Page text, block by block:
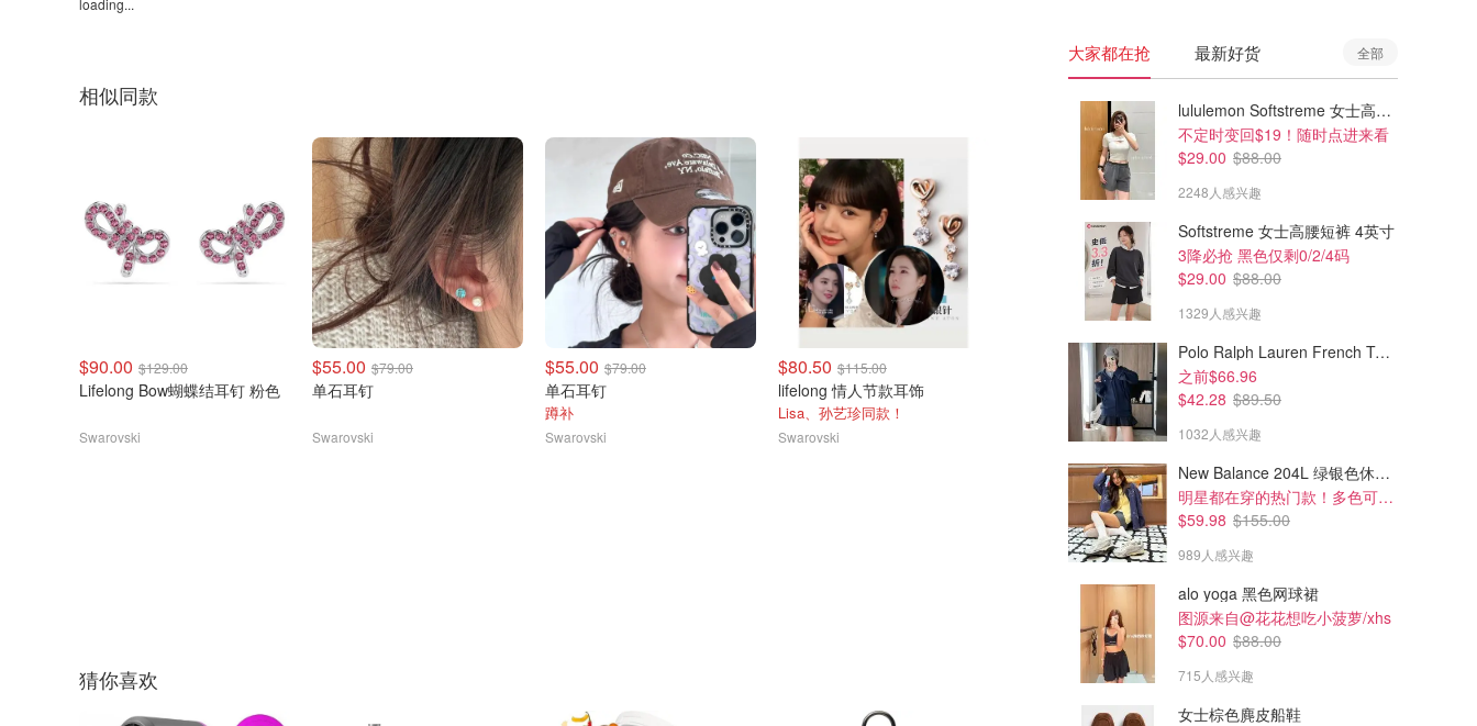
loading...
相似同款
$90.00 $129.00
Lifelong Bow蝴蝶结耳钉 粉色
Swarovski
$55.00 $79.00
单石耳钉
Swarovski
$55.00 $79.00
单石耳钉
蹲补
Swarovski
$80.50 $115.00
lifelong 情人节款耳饰
Lisa、孙艺珍同款！
Swarovski
$310.00
shuhsutong 宝石蝴蝶结耳环
$120.00
shushutong 蝴蝶结耳环 镶钻
张元英上身
SSENSE
猜你喜欢
大家都在抢 最新好货 全部
lululemon Softstreme 女士高腰短裤 10cm
不定时变回$19！随时点进来看
$29.00 $88.00
2248人感兴趣
Softstreme 女士高腰短裤 4英寸
3降必抢 黑色仅剩0/2/4码
$29.00 $88.00
1329人感兴趣
Polo Ralph Lauren French Terry 女童连帽卫衣 7-16码
之前$66.96
$42.28 $89.50
1032人感兴趣
New Balance 204L 绿银色休闲鞋
明星都在穿的热门款！多色可选 3.8折
$59.98 $155.00
989人感兴趣
alo yoga 黑色网球裙
图源来自@花花想吃小菠萝/xhs
$70.00 $88.00
715人感兴趣
女士棕色麂皮船鞋